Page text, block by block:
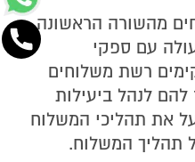
מהשורה הראשונה,
עם ספקי
רשת משלוחים
לנהל ביעילות
את תהליכי המשלוח
תהליך המשלוח.